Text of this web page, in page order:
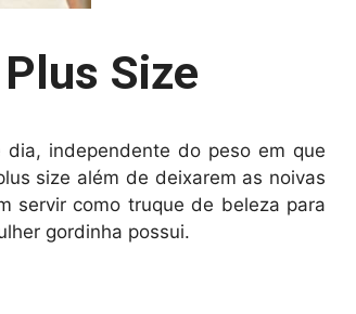
Size
independente do peso em que
size além de deixarem as noivas
servir como truque de beleza para
gordinha possui.